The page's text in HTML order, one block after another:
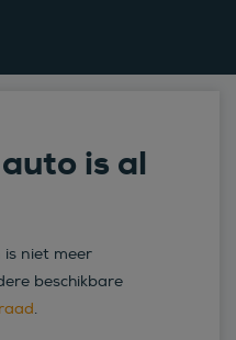
is al
is niet meer
beschikbare
.